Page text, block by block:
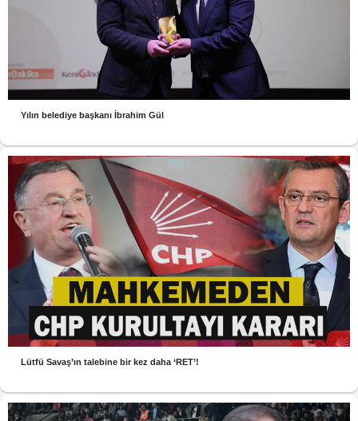
Yılın belediye başkanı İbrahim Gül
Lütfü Savaş’ın talebine bir kez daha ‘RET’!